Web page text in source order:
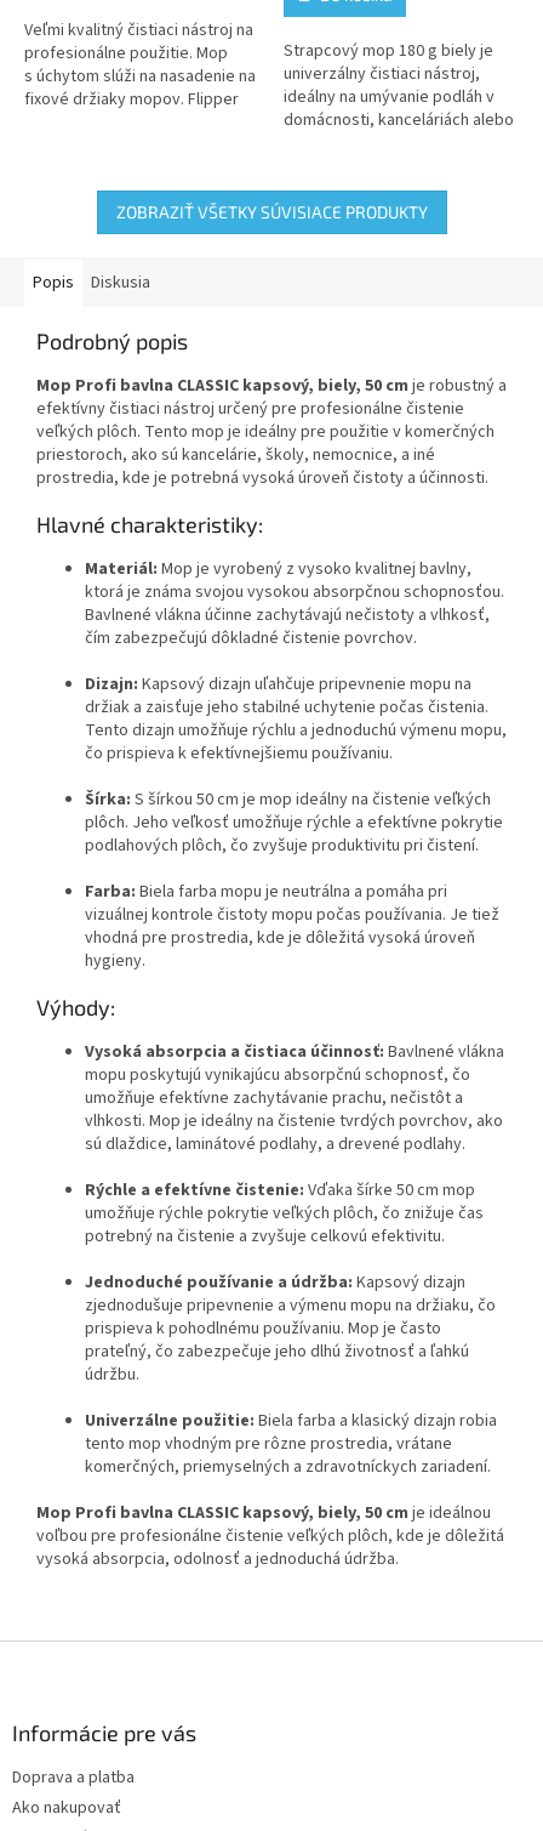
5
hviezdičiek.
Veľmi kvalitný čistiaci nástroj na
profesionálne použitie. Mop
s úchytom slúži na nasadenie na
fixové držiaky mopov. Flipper
Strapcový mop 180 g biely je
univerzálny čistiaci nástroj,
ideálny na umývanie podláh v
domácnosti, kanceláriách alebo
ZOBRAZIŤ VŠETKY SÚVISIACE PRODUKTY
Popis Diskusia
Podrobný popis
Mop Profi bavlna CLASSIC kapsový, biely, 50 cm je robustný a
efektívny čistiaci nástroj určený pre profesionálne čistenie
veľkých plôch. Tento mop je ideálny pre použitie v komerčných
priestoroch, ako sú kancelárie, školy, nemocnice, a iné
prostredia, kde je potrebná vysoká úroveň čistoty a účinnosti.
Hlavné charakteristiky:
Materiál: Mop je vyrobený z vysoko kvalitnej bavlny,
ktorá je známa svojou vysokou absorpčnou schopnosťou.
Bavlnené vlákna účinne zachytávajú nečistoty a vlhkosť,
čím zabezpečujú dôkladné čistenie povrchov.
Dizajn: Kapsový dizajn uľahčuje pripevnenie mopu na
držiak a zaisťuje jeho stabilné uchytenie počas čistenia.
Tento dizajn umožňuje rýchlu a jednoduchú výmenu mopu,
čo prispieva k efektívnejšiemu používaniu.
Šírka: S šírkou 50 cm je mop ideálny na čistenie veľkých
plôch. Jeho veľkosť umožňuje rýchle a efektívne pokrytie
podlahových plôch, čo zvyšuje produktivitu pri čistení.
Farba: Biela farba mopu je neutrálna a pomáha pri
vizuálnej kontrole čistoty mopu počas používania. Je tiež
vhodná pre prostredia, kde je dôležitá vysoká úroveň
hygieny.
Výhody:
Vysoká absorpcia a čistiaca účinnosť: Bavlnené vlákna
mopu poskytujú vynikajúcu absorpčnú schopnosť, čo
umožňuje efektívne zachytávanie prachu, nečistôt a
vlhkosti. Mop je ideálny na čistenie tvrdých povrchov, ako
sú dlaždice, laminátové podlahy, a drevené podlahy.
Rýchle a efektívne čistenie: Vďaka šírke 50 cm mop
umožňuje rýchle pokrytie veľkých plôch, čo znižuje čas
potrebný na čistenie a zvyšuje celkovú efektivitu.
Jednoduché používanie a údržba: Kapsový dizajn
zjednodušuje pripevnenie a výmenu mopu na držiaku, čo
prispieva k pohodlnému používaniu. Mop je často
prateľný, čo zabezpečuje jeho dlhú životnosť a ľahkú
údržbu.
Univerzálne použitie: Biela farba a klasický dizajn robia
tento mop vhodným pre rôzne prostredia, vrátane
komerčných, priemyselných a zdravotníckych zariadení.
Mop Profi bavlna CLASSIC kapsový, biely, 50 cm je ideálnou
voľbou pre profesionálne čistenie veľkých plôch, kde je dôležitá
vysoká absorpcia, odolnosť a jednoduchá údržba.
Informácie pre vás
Doprava a platba
Ako nakupovať